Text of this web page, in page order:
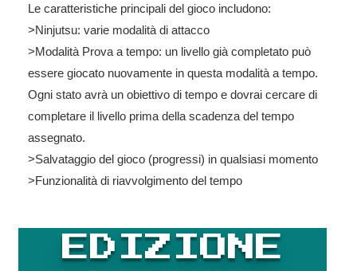
Le caratteristiche principali del gioco includono:
>Ninjutsu: varie modalità di attacco
>Modalità Prova a tempo: un livello già completato può
essere giocato nuovamente in questa modalità a tempo.
Ogni stato avrà un obiettivo di tempo e dovrai cercare di
completare il livello prima della scadenza del tempo
assegnato.
>Salvataggio del gioco (progressi) in qualsiasi momento
>Funzionalità di riavvolgimento del tempo
EDIZIONE